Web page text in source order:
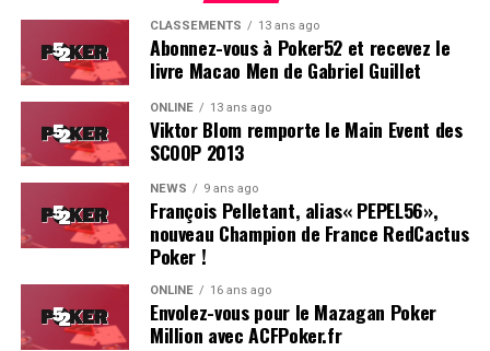
Soleau à gauche, sorti par Logghe au centre
CLASSEMENTS 13 ans ago
Abonnez-vous à Poker52 et recevez le
livre Macao Men de Gabriel Guillet
ONLINE 13 ans ago
Viktor Blom remporte le Main Event des
SCOOP 2013
NEWS 9 ans ago
François Pelletant, alias« PEPEL56»,
nouveau Champion de France RedCactus
Poker !
ONLINE 16 ans ago
Envolez-vous pour le Mazagan Poker
Million avec ACFPoker.fr